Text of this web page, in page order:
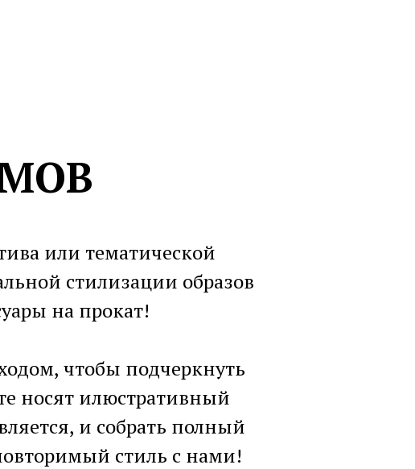
или тематической
стилизации образов
на прокат!
чтобы подчеркнуть
носят илюстративный
и собрать полный
стиль с нами!